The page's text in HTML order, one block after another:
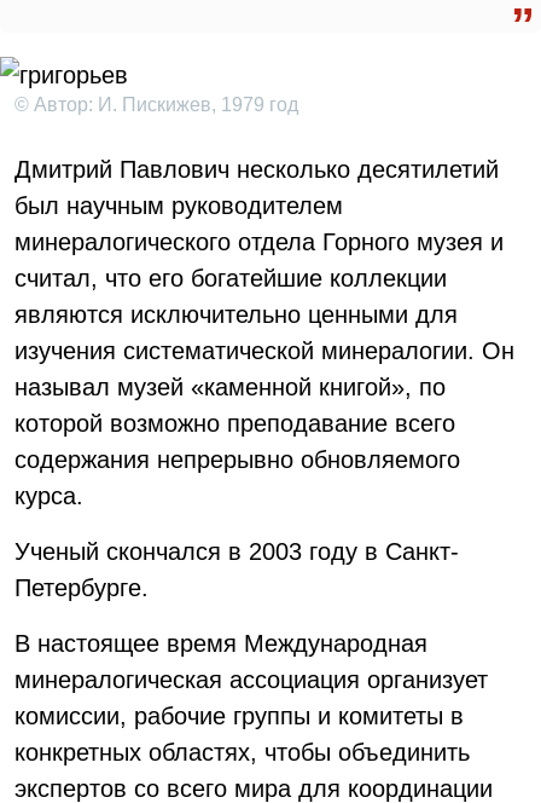
© Автор: И. Пискижев, 1979 год
Дмитрий Павлович несколько десятилетий
был научным руководителем
минералогического отдела Горного музея и
считал, что его богатейшие коллекции
являются исключительно ценными для
изучения систематической минералогии. Он
называл музей «каменной книгой», по
которой возможно преподавание всего
содержания непрерывно обновляемого
курса.
Ученый скончался в 2003 году в Санкт-
Петербурге.
В настоящее время Международная
минералогическая ассоциация организует
комиссии, рабочие группы и комитеты в
конкретных областях, чтобы объединить
экспертов со всего мира для координации